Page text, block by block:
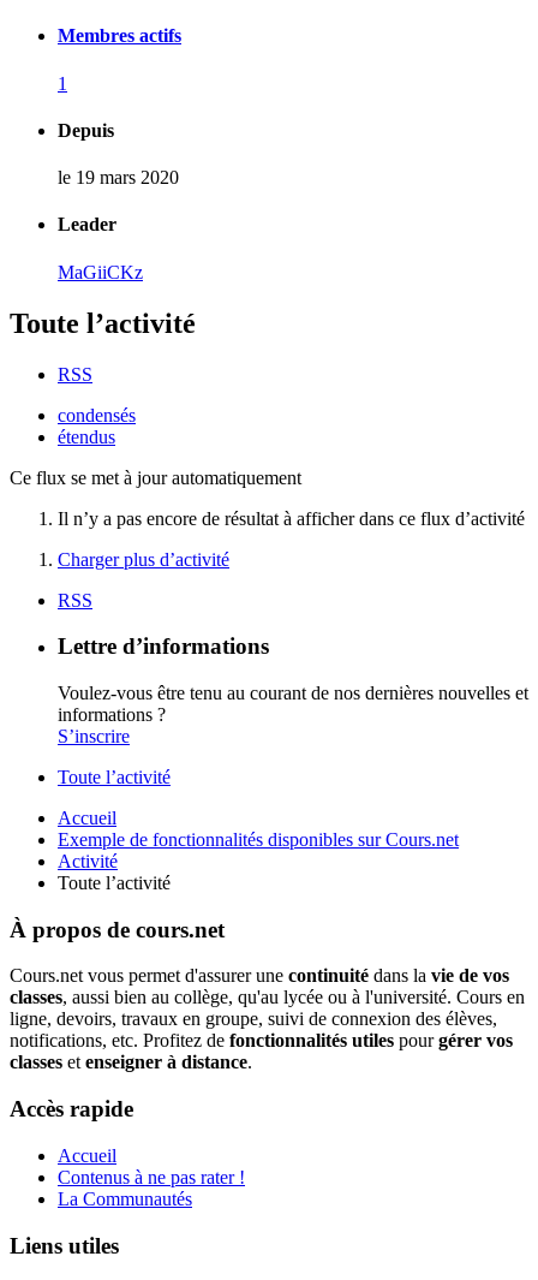
Membres actifs
1
Depuis
le 19 mars 2020
Leader
MaGiiCKz
Toute l’activité
RSS
condensés
étendus
Ce flux se met à jour automatiquement
Il n’y a pas encore de résultat à afficher dans ce flux d’activité
Charger plus d’activité
RSS
Lettre d’informations
Voulez-vous être tenu au courant de nos dernières nouvelles et
informations ?
S’inscrire
Toute l’activité
Accueil
Exemple de fonctionnalités disponibles sur Cours.net
Activité
Toute l’activité
À propos de cours.net
Cours.net vous permet d'assurer une continuité dans la vie de vos
classes, aussi bien au collège, qu'au lycée ou à l'université. Cours en
ligne, devoirs, travaux en groupe, suivi de connexion des élèves,
notifications, etc. Profitez de fonctionnalités utiles pourgérer vos
classes etenseigner à distance.
Accès rapide
Accueil
Contenus à ne pas rater !
La Communautés
Liens utiles